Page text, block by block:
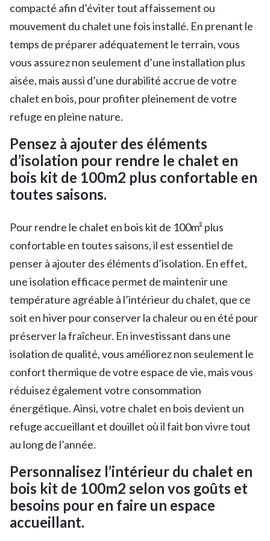
compacté afin d’éviter tout affaissement ou
mouvement du chalet une fois installé. En prenant le
temps de préparer adéquatement le terrain, vous
vous assurez non seulement d’une installation plus
aisée, mais aussi d’une durabilité accrue de votre
chalet en bois, pour profiter pleinement de votre
refuge en pleine nature.
Pensez à ajouter des éléments
d’isolation pour rendre le chalet en
bois kit de 100m2 plus confortable en
toutes saisons.
Pour rendre le chalet en bois kit de 100m² plus
confortable en toutes saisons, il est essentiel de
penser à ajouter des éléments d’isolation. En effet,
une isolation efficace permet de maintenir une
température agréable à l’intérieur du chalet, que ce
soit en hiver pour conserver la chaleur ou en été pour
préserver la fraîcheur. En investissant dans une
isolation de qualité, vous améliorez non seulement le
confort thermique de votre espace de vie, mais vous
réduisez également votre consommation
énergétique. Ainsi, votre chalet en bois devient un
refuge accueillant et douillet où il fait bon vivre tout
au long de l’année.
Personnalisez l’intérieur du chalet en
bois kit de 100m2 selon vos goûts et
besoins pour en faire un espace
accueillant.